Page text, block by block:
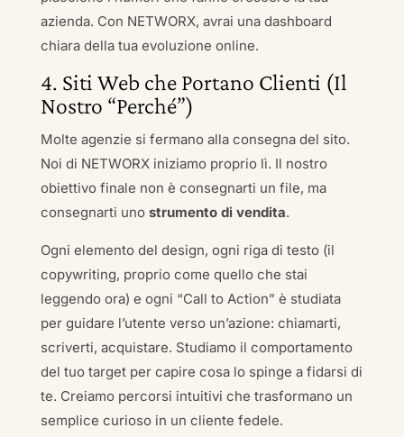
azienda. Con NETWORX, avrai una dashboard
chiara della tua evoluzione online.
4. Siti Web che Portano Clienti (Il
Nostro “Perché”)
Molte agenzie si fermano alla consegna del sito.
Noi di NETWORX iniziamo proprio lì. Il nostro
obiettivo finale non è consegnarti un file, ma
consegnarti uno strumento di vendita.
Ogni elemento del design, ogni riga di testo (il
copywriting, proprio come quello che stai
leggendo ora) e ogni “Call to Action” è studiata
per guidare l’utente verso un’azione: chiamarti,
scriverti, acquistare. Studiamo il comportamento
del tuo target per capire cosa lo spinge a fidarsi di
te. Creiamo percorsi intuitivi che trasformano un
semplice curioso in un cliente fedele.